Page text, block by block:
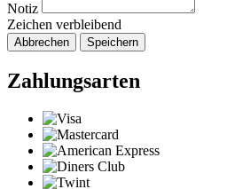
Notiz
Zeichen verbleibend
Abbrechen Speichern
Zahlungsarten